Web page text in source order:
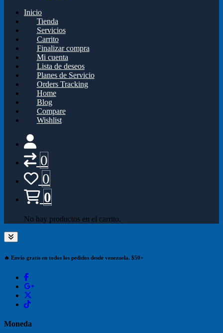
Inicio
Tienda
Servicios
Carrito
Finalizar compra
Mi cuenta
Lista de deseos
Planes de Servicio
Orders Tracking
Home
Blog
Compare
Wishlist
0
0
0
No hay productos en el carrito.
🔥 Envío gratis en todos los pedidos desde venezuela. $50+
Moneda